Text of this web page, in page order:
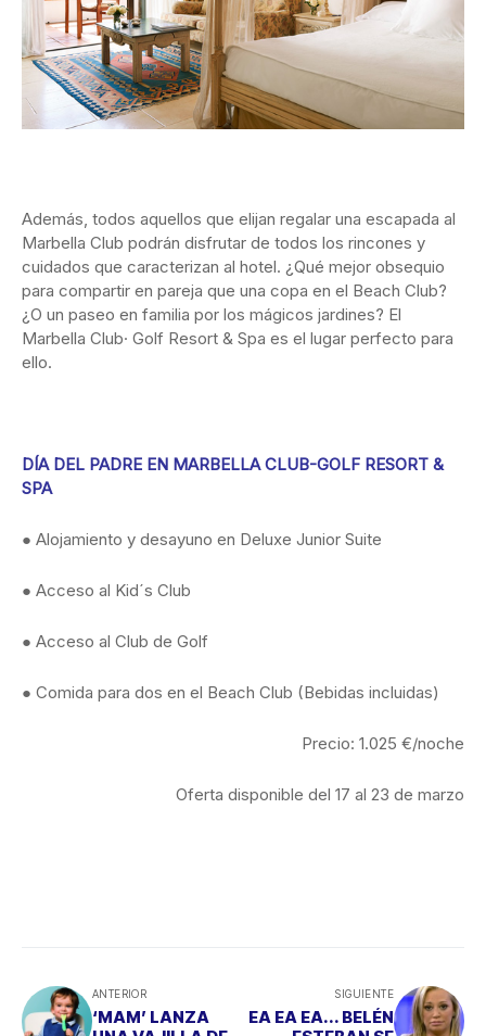
Además, todos aquellos que elijan regalar una escapada al
Marbella Club podrán disfrutar de todos los rincones y
cuidados que caracterizan al hotel. ¿Qué mejor obsequio
para compartir en pareja que una copa en el Beach Club?
¿O un paseo en familia por los mágicos jardines? El
Marbella Club· Golf Resort & Spa es el lugar perfecto para
ello.
DÍA DEL PADRE EN MARBELLA CLUB-GOLF RESORT &
SPA
● Alojamiento y desayuno en Deluxe Junior Suite
● Acceso al Kid´s Club
● Acceso al Club de Golf
● Comida para dos en el Beach Club (Bebidas incluidas)
Precio: 1.025 €/noche
Oferta disponible del 17 al 23 de marzo
ANTERIOR
‘MAM’ LANZA
SIGUIENTE
EA EA EA... BELÉN